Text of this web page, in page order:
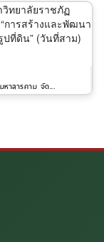
หาสารคาม จัด...